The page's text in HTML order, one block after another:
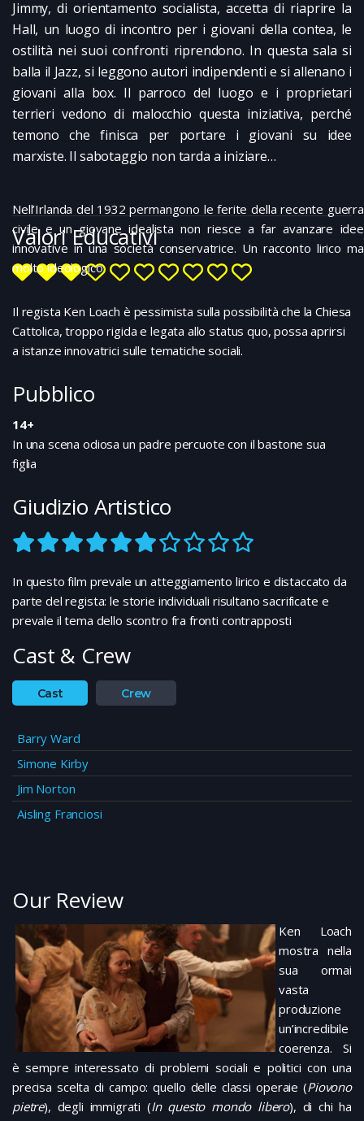
Jimmy, di orientamento socialista, accetta di riaprire la
Hall, un luogo di incontro per i giovani della contea, le
ostilità nei suoi confronti riprendono. In questa sala si
balla il Jazz, si leggono autori indipendenti e si allenano i
giovani alla box. Il parroco del luogo e i proprietari
terrieri vedono di malocchio questa iniziativa, perché
temono che finisca per portare i giovani su idee
marxiste. Il sabotaggio non tarda a iniziare…
Nell’Irlanda del 1932 permangono le ferite della recente guerra
civile e un giovane idealista non riesce a far avanzare idee
innovative in una società conservatrice. Un racconto lirico ma
molto ideologico
Valori Educativi
Il regista Ken Loach è pessimista sulla possibilità che la Chiesa
Cattolica, troppo rigida e legata allo status quo, possa aprirsi
a istanze innovatrici sulle tematiche sociali.
Pubblico
14+
In una scena odiosa un padre percuote con il bastone sua
figlia
Giudizio Artistico
In questo film prevale un atteggiamento lirico e distaccato da
parte del regista: le storie individuali risultano sacrificate e
prevale il tema dello scontro fra fronti contrapposti
Cast & Crew
Cast Crew
Barry Ward
Simone Kirby
Jim Norton
Aisling Franciosi
Our Review
Ken Loach
mostra nella
sua ormai
vasta
produzione
un’incredibile
coerenza. Si
è sempre interessato di problemi sociali e politici con una
precisa scelta di campo: quello delle classi operaie (Piovono
pietre), degli immigrati (In questo mondo libero), di chi ha